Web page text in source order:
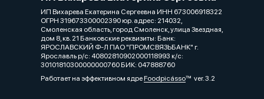
ИП Вихарева Екатерина Сергеевна ИНН 673006918322
ОГРН 319673300002390 юр. адрес: 214032,
Смоленская область, город Смоленск, улица Звездная,
дом 8, кв. 21 Банковские реквизиты: Банк:
ЯРОСЛАВСКИЙ Ф-Л ПАО "ПРОМСВЯЗЬБАНК" г.
Ярославль р/с: 40802810902000118993 к/с:
30101810300000000760 БИК: 047888760
Работает на эффективном ядреFoodpicássover. 3.2